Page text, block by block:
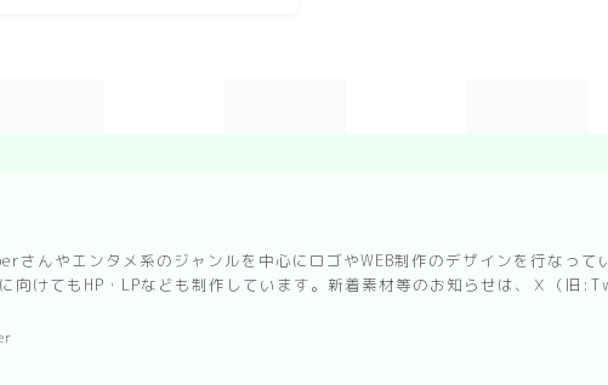
sweets
さんやエンタメ系のジャンルを中心にロゴやWEB制作のデザインを行なって
向けてもHP・LPなども制作しています。新着素材等のお知らせは、Ｘ（旧